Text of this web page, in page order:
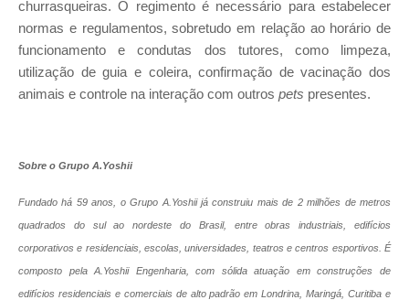
churrasqueiras. O regimento é necessário para estabelecer
normas e regulamentos, sobretudo em relação ao horário de
funcionamento e condutas dos tutores, como limpeza,
utilização de guia e coleira, confirmação de vacinação dos
animais e controle na interação com outros pets presentes.
Sobre o Grupo A.Yoshii
Fundado há 59 anos, o Grupo A.Yoshii já construiu mais de 2 milhões de metros
quadrados do sul ao nordeste do Brasil, entre obras industriais, edifícios
corporativos e residenciais, escolas, universidades, teatros e centros esportivos. É
composto pela A.Yoshii Engenharia, com sólida atuação em construções de
edifícios residenciais e comerciais de alto padrão em Londrina, Maringá, Curitiba e